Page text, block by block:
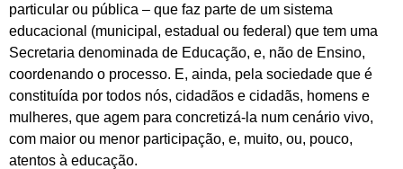
particular ou pública – que faz parte de um sistema
educacional (municipal, estadual ou federal) que tem uma
Secretaria denominada de Educação, e, não de Ensino,
coordenando o processo. E, ainda, pela sociedade que é
constituída por todos nós, cidadãos e cidadãs, homens e
mulheres, que agem para concretizá-la num cenário vivo,
com maior ou menor participação, e, muito, ou, pouco,
atentos à educação.